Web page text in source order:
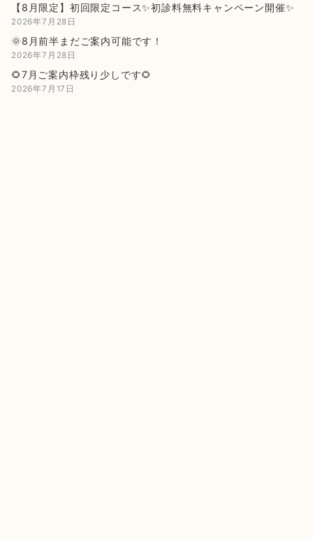
【8月限定】初回限定コース✨初診料無料キャンペーン開催✨
2026年7月28日
🌞8月前半まだご案内可能です！
2026年7月28日
🌻7月ご案内枠残り少しです🌻
2026年7月17日